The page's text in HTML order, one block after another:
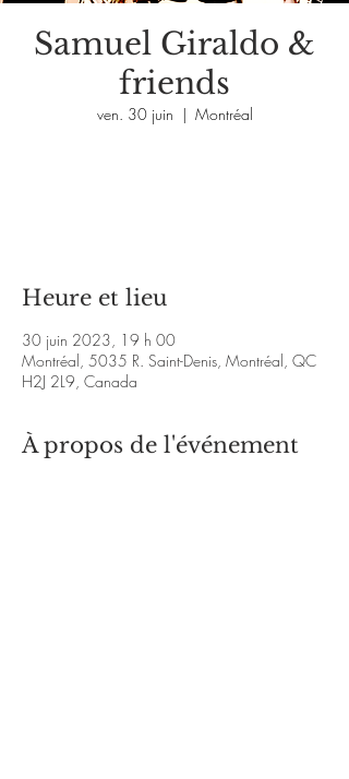
Samuel Giraldo &
friends
ven. 30 juin
  |
Montréal
Heure et lieu
30 juin 2023, 19 h 00
Montréal, 5035 R. Saint-Denis, Montréal, QC
H2J 2L9, Canada
À propos de l'événement